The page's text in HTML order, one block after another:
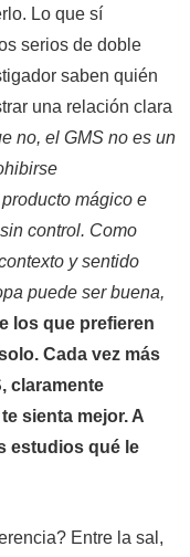
Lo que sí
serios de doble
saben quién
una relación clara
no, el GMS no es un
mágico e
control. Como
y sentido
puede ser buena,
los que prefieren
Cada vez más
claramente
sienta mejor. A
estudios qué le
Entre la sal,